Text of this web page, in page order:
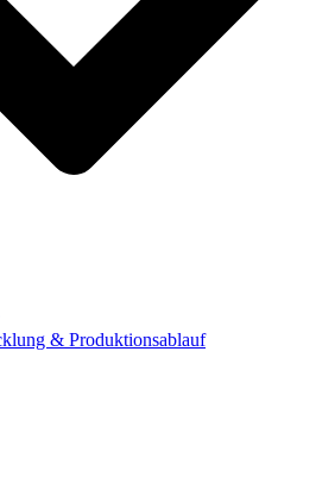
& Produktionsablauf